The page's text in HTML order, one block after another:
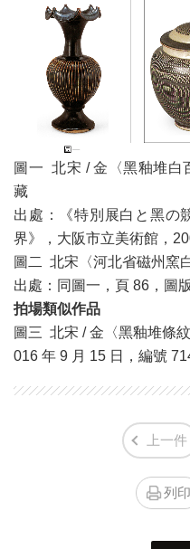
圖一 北宋 / 金〈黑釉堆白
藏
出處：《特別展白と黑の
界》，大阪市立美術館，
圖二 北宋〈河北省磁州窯
出處：同圖一，頁 86，圖
拍場類似作品
圖三 北宋 / 金〈黑釉堆條
016 年 9 月 15 日，編號
上一件
列印